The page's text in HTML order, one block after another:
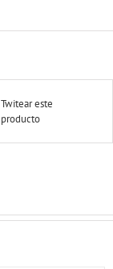
Twitear este
producto